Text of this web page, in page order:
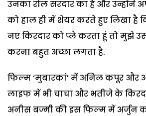
उनका रोल सरदार का है और
को हाल ही में शेयर करते हुए लिखा है
नए किरदार को प्ले करता हूं तो मुझे
करना बहुत अच्छा लगता है.
फिल्म ‘मुबारकां’ में अनिल कपूर और
लाइफ में भी चाचा और भतीजे के
अनीस बज्मी की इस फिल्म में अर्जुन